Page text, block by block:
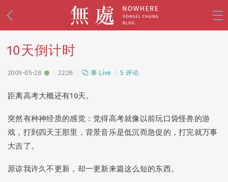
10天倒计时
2009-05-28 22:26 事 Live 5 评论
距离高考大概还有10天。
突然有种神经质的感觉：觉得高考就像以前玩口袋怪兽的游
戏，打到四天王那里，背景音乐是低沉而急促的，打完就万事
大吉了。
原谅我许久不更新，却一更新来篇这么短的东西。
乱 Mess (74) 事 Live (112)
影 Shoot (81) 思 Think (18)